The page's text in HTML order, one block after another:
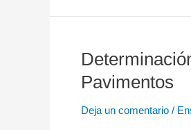
Pavimentos
Deja un comentario /
Determinación
del
Elástico